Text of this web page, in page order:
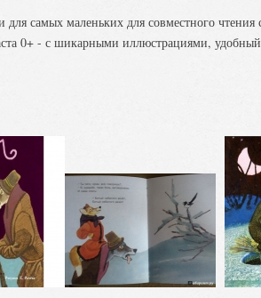
для самых маленьких для совместного чтения
0+ - с шикарными иллюстрациями,